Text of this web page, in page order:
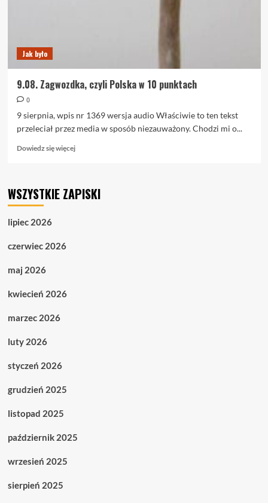
Jak było
9.08. Zagwozdka, czyli Polska w 10 punktach
0
9 sierpnia, wpis nr 1369 wersja audio Właściwie to ten tekst
przeleciał przez media w sposób niezauważony. Chodzi mi o...
Dowiedz się więcejDowiedz
9.08.
WSZYSTKIE ZAPISKI
lipiec 2026
czerwiec 2026
maj 2026
kwiecień 2026
marzec 2026
luty 2026
styczeń 2026
grudzień 2025
listopad 2025
październik 2025
wrzesień 2025
sierpień 2025